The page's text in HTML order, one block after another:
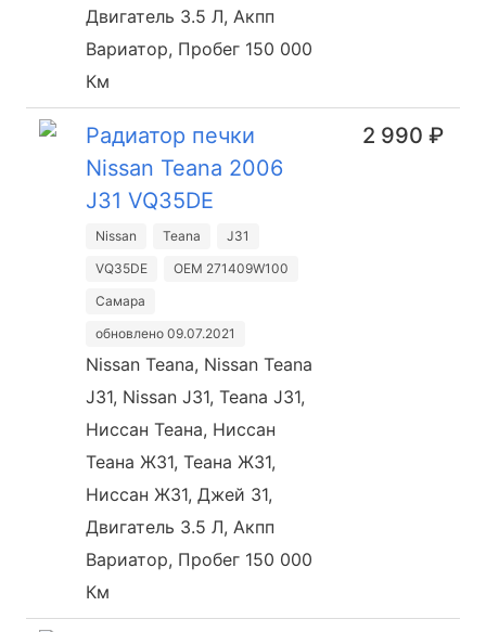
Двигатель 3.5 Л, Акпп
Вариатор, Пробег 150 000
Км
Радиатор печки
Nissan Teana 2006
J31 VQ35DE
Nissan Teana
J31
VQ35DE
OEM 271409W100
Самара
обновлено 09.07.2021
Nissan Teana, Nissan Teana
J31, Nissan J31, Teana J31,
Ниссан Теана, Ниссан
Теана Ж31, Теана Ж31,
Ниссан Ж31, Джей 31,
Двигатель 3.5 Л, Акпп
Вариатор, Пробег 150 000
Км
2 990 ₽